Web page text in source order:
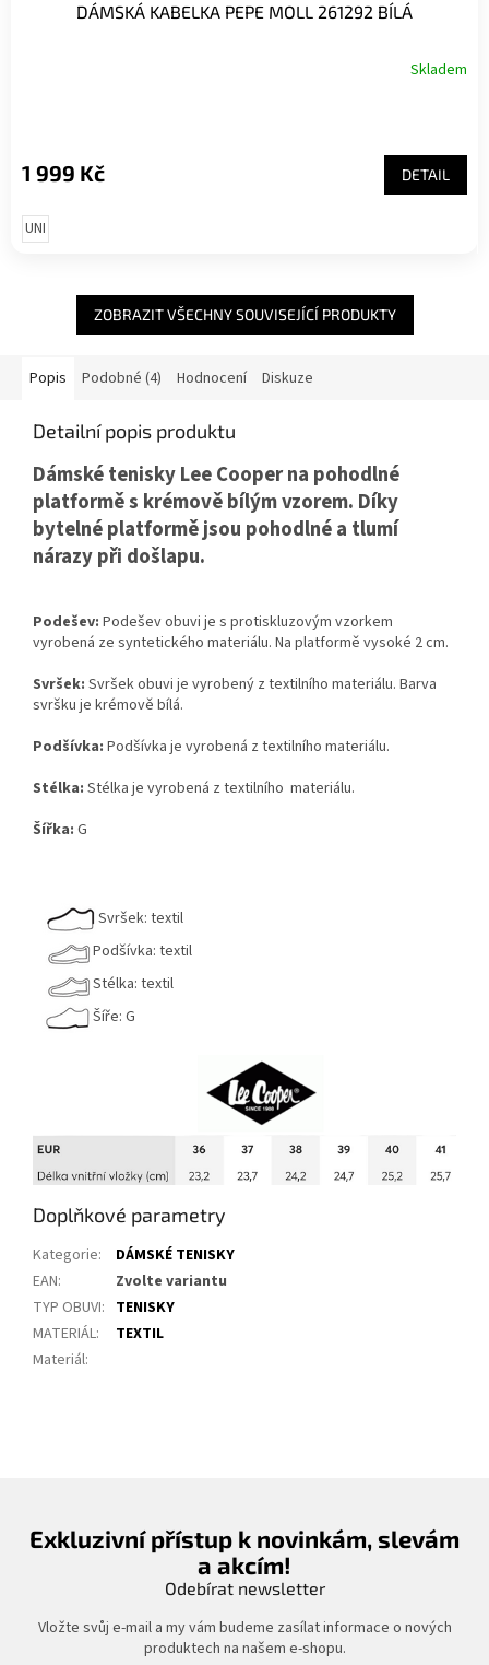
DÁMSKÁ KABELKA PEPE MOLL 261292 BÍLÁ
Skladem
1 999 Kč DETAIL
UNI
ZOBRAZIT VŠECHNY SOUVISEJÍCÍ PRODUKTY
Popis Podobné (4) Hodnocení Diskuze
Detailní popis produktu
Dámské tenisky Lee Cooper na pohodlné
platformě s krémově bílým vzorem. Díky
bytelné platformě jsou pohodlné a tlumí
nárazy při došlapu.
Podešev: Podešev obuvi je s protiskluzovým vzorkem
vyrobená ze syntetického materiálu. Na platformě vysoké 2 cm.
Svršek: Svršek obuvi je vyrobený z textilního materiálu. Barva
svršku je krémově bílá.
Podšívka: Podšívka je vyrobená z textilního materiálu.
Stélka: Stélka je vyrobená z textilního materiálu.
Šířka: G
Svršek: textil
Podšívka: textil
Stélka: textil
Šíře: G
Doplňkové parametry
Kategorie:
DÁMSKÉ TENISKY
EAN:
Zvolte variantu
TYP OBUVI: TENISKY
MATERIÁL:
TEXTIL
Materiál:
Exkluzivní přístup k novinkám, slevám
a akcím!
Odebírat newsletter
Vložte svůj e-mail a my vám budeme zasílat informace o nových
produktech na našem e-shopu.